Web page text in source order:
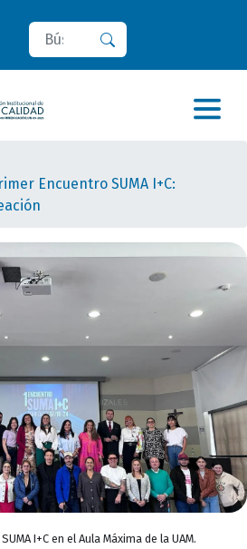
Buscar
Encuentro SUMA I+C:
I+C en el Aula Máxima de la UAM.